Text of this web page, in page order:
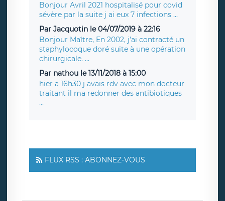
Bonjour Avril 2021 hospitalisé pour covid
sévère par la suite j ai eux 7 infections ...
Par Jacquotin le 04/07/2019 à 22:16
Bonjour Maître, En 2002, j’ai contracté un
staphylocoque doré suite à une opération
chirurgicale. ...
Par nathou le 13/11/2018 à 15:00
hier a 16h30 j avais rdv avec mon docteur
traitant il ma redonner des antibiotiques
...
FLUX RSS : ABONNEZ-VOUS